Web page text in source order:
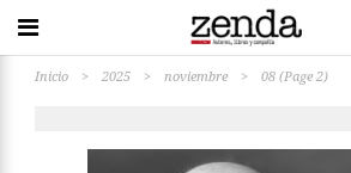
Inicio > 2025 > noviembre > 08 (Page 2)